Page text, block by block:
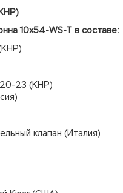
10х54-WS-T в составе:
20-23 (КНР)
клапан (Италия)